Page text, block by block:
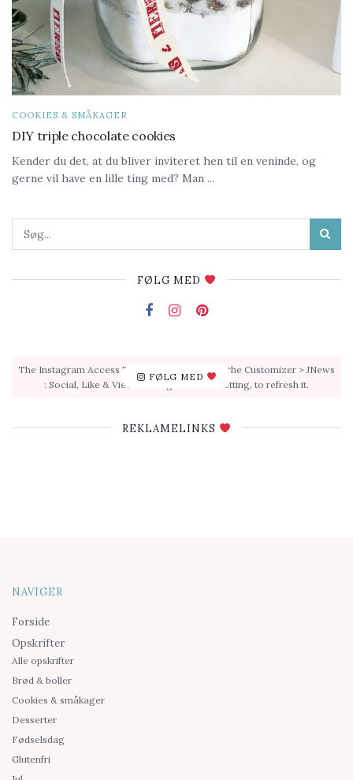
COOKIES & SMÅKAGER
DIY triple chocolate cookies
Kender du det, at du bliver inviteret hen til en veninde, og
gerne vil have en lille ting med? Man ...
FØLG MED
FØLG MED
The Instagram Access Token is expired, Go to the Customizer > JNews
: Social, Like & View > Instagram Feed Setting, to refresh it.
REKLAMELINKS
NAVIGER
Forside
Opskrifter
Alle opskrifter
Brød & boller
Cookies & småkager
Desserter
Fødselsdag
Glutenfri